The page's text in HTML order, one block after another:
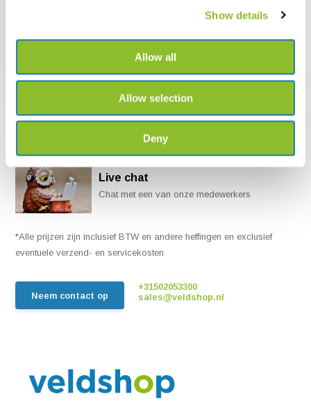
Show details
Allow all
Allow selection
Deny
Blumen des arktischen
€ 20,-
Live chat
Chat met een van onze medewerkers
*Alle prijzen zijn inclusief BTW en andere heffingen en exclusief
eventuele verzend- en servicekosten
Neem contact op
+31502053300
sales@veldshop.nl